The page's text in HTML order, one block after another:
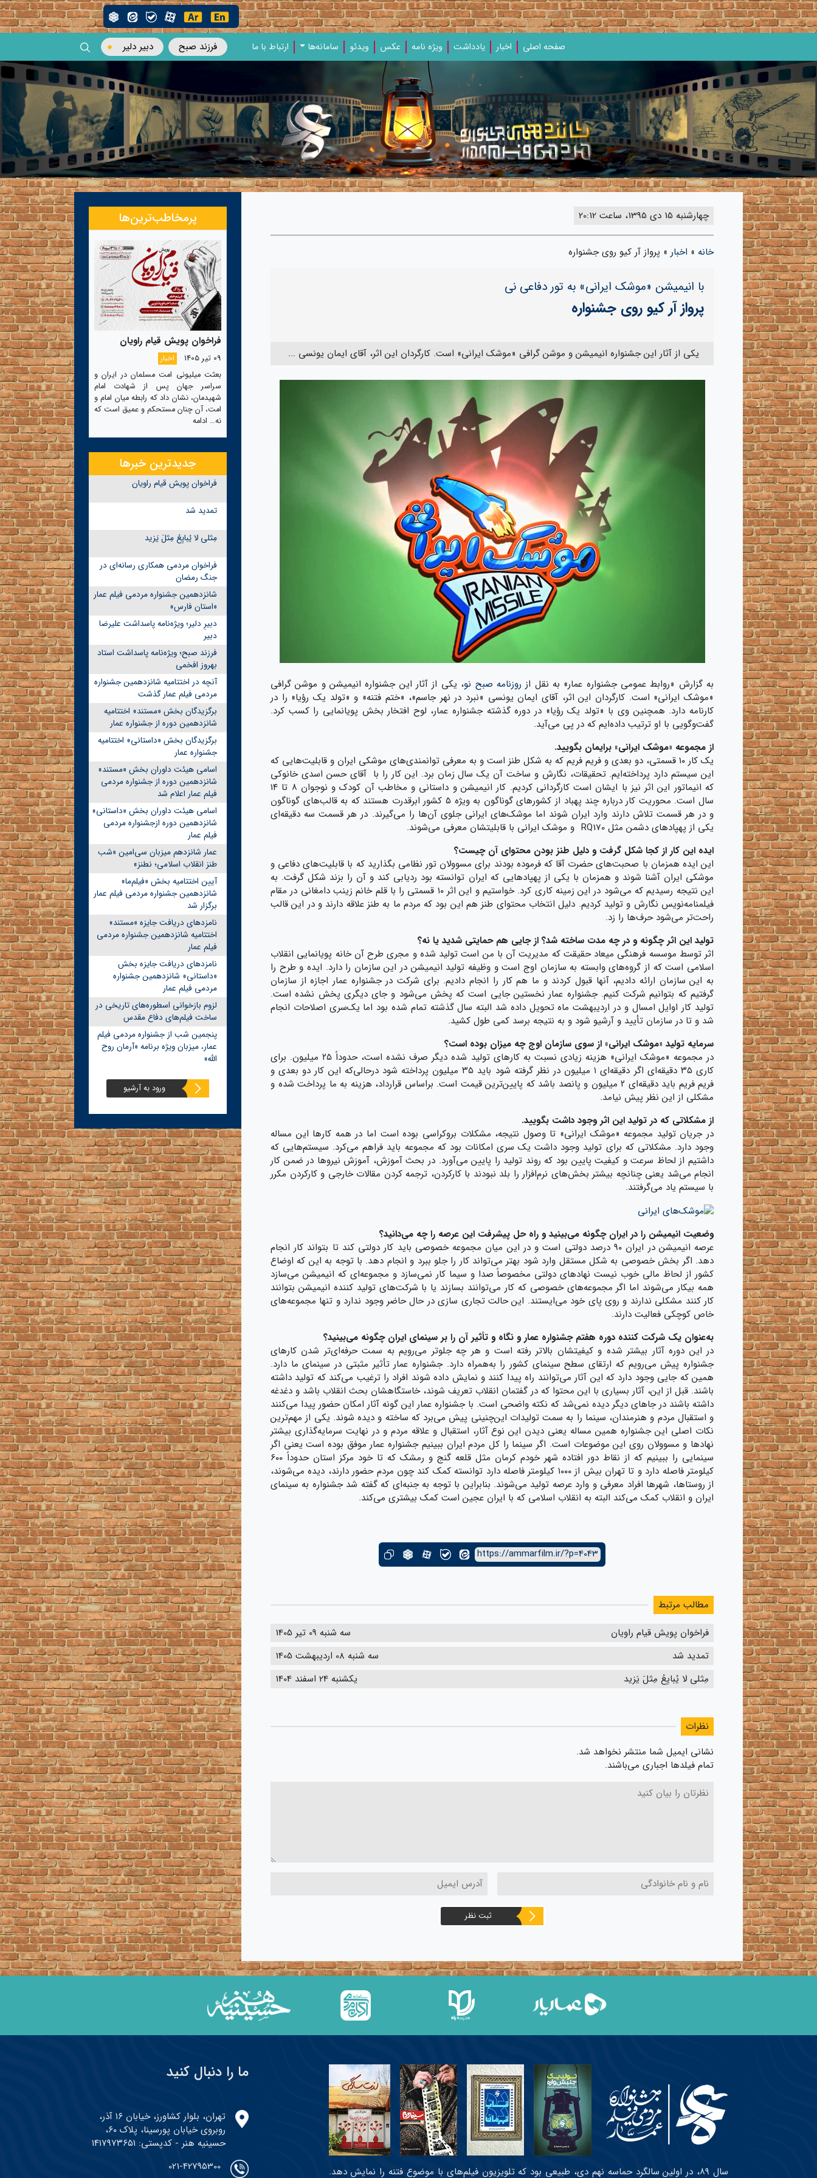
فرزند صبح دبیر دلیر صفحه اصلی اخبار یادداشت‌ ویژه‌ نامه‌ عکس ویدئو سامانه‌ها ارتباط با ما
چهارشنبه 15 دی 1395، ساعت 20:12
خانه » اخبار » پرواز آر کیو روی جشنواره
با انیمیشن «موشک ایرانی» به تور دفاعی نی
پرواز آر کیو روی جشنواره
یکی از آثار این جشنواره انیمیشن و موشن گرافی «موشک ایرانی» است. کارگردان این اثر، آقای ایمان یونسی ...
به گزارش «روابط عمومی جشنواره عمار» به نقل از روزنامه صبح نو، یکی از آثار این جشنواره انیمیشن و موشن گرافی
«موشک ایرانی» است. کارگردان این اثر، آقای ایمان یونسی «نبرد در نهر جاسم»، «ختم فتنه» و «تولد یک رؤیا» را در
کارنامه دارد. همچنین وی با «تولد یک رؤیا» در دوره گذشته جشنواره عمار، لوح افتخار بخش پویانمایی را کسب کرد.
گفت‌و‌گویی با او ترتیب داده‌ایم که در پی می‌آید.
از مجموعه «موشک ایرانی» برایمان بگویید.
یک کار ۱۰ قسمتی، دو بعدی و فریم فریم که به شکل طنز است و به معرفی توانمندی‌های موشکی ایران و قابلیت‌هایی که
این سیستم دارد پرداخته‌ایم. تحقیقات، نگارش و ساخت آن یک سال زمان برد. این کار را با آقای حسن اسدی خانوکی
که انیماتور این اثر نیز با ایشان است کارگردانی کردیم. کار انیمیشن و داستانی و مخاطب آن کودک و نوجوان ۸ تا ۱۴
سال است. محوریت کار درباره چند پهباد از کشورهای گوناگون به ویژه ۵ کشور ابرقدرت هستند که به قالب‌های گوناگون
و در هر قسمت تلاش دارند وارد ایران شوند اما موشک‌های ایرانی جلوی آن‌ها را می‌گیرند. در هر قسمت سه دقیقه‌ای
یکی از پهپادهای دشمن مثل RQ170 و موشک ایرانی با قابلیتشان معرفی می‌شوند.
ایده این کار از کجا شکل گرفت و دلیل طنز بودن محتوای آن چیست؟
این ایده همزمان با صحبت‌های حضرت آقا که فرموده بودند برای مسوولان تور نظامی بگذارید که با قابلیت‌های دفاعی و
موشکی ایران آشنا شوند و همزمان با یکی از پهپادهایی که ایران توانسته بود ردیابی کند و آن را بزند شکل گرفت. به
این نتیجه رسیدیم که می‌شود در این زمینه کاری کرد. خواستیم و این اثر ۱۰ قسمتی را با قلم خانم زینب دامغانی در مقام
فیلمنامه‌نویس نگارش و تولید کردیم. دلیل انتخاب محتوای طنز هم این بود که مردم ما به طنز علاقه دارند و در این قالب
راحت‌تر می‌شود حرف‌ها را زد.
تولید این اثر چگونه و در چه مدت ساخته شد؟ از جایی هم حمایتی شدید یا نه؟
اثر توسط موسسه فرهنگی میعاد حقیقت که مدیریت آن با من است تولید شده و مجری طرح آن خانه پویانمایی انقلاب
اسلامی است که از گروه‌های وابسته به سازمان اوج است و وظیفه تولید انیمیشن در این سازمان را دارد. ایده و طرح را
به این سازمان ارائه دادیم، آنها قبول کردند و ما هم کار را انجام دادیم. برای شرکت در جشنواره عمار اجازه از سازمان
گرفتیم که بتوانیم شرکت کنیم. جشنواره عمار نخستین جایی است که پخش می‌شود و جای دیگری پخش نشده است.
تولید کار اوایل امسال و در اردیبهشت ماه تحویل داده شد البته سال گذشته تمام شده بود اما یک‌سری اصلاحات انجام
شد و تا در سازمان تأیید و آرشیو شود و به نتیجه برسد کمی طول کشید.
سرمایه تولید «موشک ایرانی» از سوی سازمان اوج چه میزان بوده است؟
در مجموعه «موشک ایرانی» هزینه زیادی نسبت به کارهای تولید شده دیگر صرف نشده است، حدوداً ۲۵ میلیون. برای
کاری ۳۵ دقیقه‌ای اگر دقیقه‌ای ۱ میلیون در نظر گرفته شود باید ۳۵ میلیون پرداخته شود در‌حالی‌که این کار دو بعدی و
فریم فریم باید دقیقه‌ای ۲ میلیون و پانصد باشد که پایین‌ترین قیمت است. براساس قرارداد، هزینه به ما پرداخت شده و
مشکلی از این نظر پیش نیامد.
از مشکلاتی که در تولید این اثر وجود داشت بگویید.
در جریان تولید مجموعه «موشک ایرانی» تا وصول نتیجه، مشکلات بروکراسی بوده است اما در همه کارها این مساله
وجود دارد. مشکلاتی که برای تولید وجود داشت یک سری امکانات بود که مجموعه باید فراهم می‌کرد. سیستم‌هایی که
داشتیم از لحاظ سرعت و کیفیت پایین بود که روند تولید را پایین می‌آورد. در بحث آموزش، آموزش نیروها در ضمن کار
انجام می‌شد یعنی چنانچه بیشتر بخش‌های نرم‌افزار را بلد نبودند با کارکردن، ترجمه کردن مقالات خارجی و کارکردن مکرر
با سیستم یاد می‌گرفتند.
وضعیت انیمیشن را در ایران چگونه می‌بینید و راه حل پیشرفت این عرصه را چه می‌دانید؟
عرصه انیمیشن در ایران ۹۰ درصد دولتی است و در این میان مجموعه خصوصی باید کار دولتی کند تا بتواند کار انجام
دهد. اگر بخش خصوصی به شکل مستقل وارد شود بهتر می‌تواند کار را جلو ببرد و انجام دهد. با توجه به این که اوضاع
کشور از لحاظ مالی خوب نیست نهادهای دولتی مخصوصاً صدا و سیما کار نمی‌سازد و مجموعه‌ای که انیمیشن می‌سازد
همه بیکار می‌شوند اما اگر مجموعه‌های خصوصی که کار می‌توانند بسازند یا با شرکت‌های تولید کننده انیمیشن بتوانند
کار کنند مشکلی ندارند و روی پای خود می‌ایستند. این حالت تجاری سازی در حال حاضر وجود ندارد و تنها مجموعه‌های
خاص کوچکی فعالیت دارند.
به‌عنوان یک شرکت کننده دوره هفتم جشنواره عمار و نگاه و تأثیر آن را بر سینمای ایران چگونه می‌بینید؟
در این دوره آثار بیشتر شده و کیفیتشان بالاتر رفته است و هر چه جلوتر می‌رویم به سمت حرفه‌ای‌تر شدن کارهای
جشنواره پیش می‌رویم که ارتقای سطح سینمای کشور را به‌همراه دارد. جشنواره عمار تأثیر مثبتی در سینمای ما دارد.
همین که جایی وجود دارد که این آثار می‌توانند راه پیدا کنند و نمایش داده شوند افراد را ترغیب می‌کند که تولید داشته
باشند. قبل از این، آثار بسیاری با این محتوا که در گفتمان انقلاب تعریف شوند، خاستگاهشان بحث انقلاب باشد و دغدغه
داشته باشند در جاهای دیگر دیده نمی‌شد که نکته واضحی است. با جشنواره عمار این گونه آثار امکان حضور پیدا می‌کنند
و استقبال مردم و هنرمندان، سینما را به سمت تولیدات این‌چنینی پیش می‌برد که ساخته و دیده شوند. یکی از مهم‌ترین
نکات اصلی این جشنواره همین مساله یعنی دیدن این نوع آثار، استقبال و علاقه مردم و در نهایت سرمایه‌گذاری بیشتر
نهادها و مسوولان روی این موضوعات است. اگر سینما را کل مردم ایران ببینیم جشنواره عمار موفق بوده است یعنی اگر
سینمایی را ببینیم که از نقاط دور افتاده شهر خودم کرمان مثل قلعه گنج و رمشک که تا خود مرکز استان حدوداً ۶۰۰
کیلومتر فاصله دارد و تا تهران بیش از ۱۰۰۰ کیلومتر فاصله دارد توانسته کمک کند چون مردم حضور دارند، دیده می‌شوند،
از روستاها، شهرها افراد معرفی و وارد عرصه تولید می‌شوند. بنابراین با توجه به جنبه‌ای که گفته شد جشنواره به سینمای
ایران و انقلاب کمک می‌کند البته به انقلاب اسلامی که با ایران عجین است کمک بیشتری می‌کند.
https://ammarfilm.ir/?p=4043
مطالب مرتبط
فراخوان پویش قیام راویان
سه شنبه 09 تیر 1405
تمدید شد
سه شنبه 08 اردیبهشت 1405
مِثلی لا یُبایِعُ مِثلَ یَزید
یکشنبه 24 اسفند 1404
نظرات
نشانی ایمیل شما منتشر نخواهد شد.
تمام فیلدها اجباری می‌باشند.
ثبت نظر
پرمخاطب‌ترین‌ها
فراخوان پویش قیام راویان
09 تیر 1405
اخبار
بعثت میلیونی امت مسلمان در ایران و
سراسر جهان پس از شهادت امام
شهیدمان، نشان داد که رابطه میان امام و
امت، آن چنان مستحکم و عمیق است که
نه… ادامه
جدیدترین خبرها
فراخوان پویش قیام راویان
تمدید شد
مِثلی لا یُبایِعُ مِثلَ یَزید
فراخوان مردمی همکاری رسانه‌ای در
جنگ رمضان
شانزدهمین جشنواره مردمی فیلم عمار
«استان فارس»
دبیرِ دلیر؛ ویژه‌نامه پاسداشت علیرضا
دبیر
فرزند صبح؛ ویژه‌نامه پاسداشت استاد
بهروز افخمی
آنچه در اختتامیه شانزدهمین جشنواره
مردمی فیلم عمار گذشت
برگزیدگان بخش «مستند» اختتامیه
شانزدهمین دوره از جشنواره عمار
برگزیدگان بخش «داستانی» اختتامیه
جشنواره عمار
اسامی هیئت داوران بخش «مستند»
شانزدهمین دوره از جشنواره مردمی
فیلم عمار اعلام شد
اسامی هیئت داوران بخش «داستانی»
شانزدهمین دوره ازجشنواره مردمی
فیلم عمار
عمار شانزدهم میزبان سی‌امین «شب
طنز انقلاب اسلامی؛ نطنز»
آیین اختتامیه بخش «فیلم‌ما»
شانزدهمین جشنواره مردمی فیلم عمار
برگزار شد
نامزدهای دریافت جایزه «مستند»
اختتامیه شانزدهمین جشنواره مردمی
فیلم عمار
نامزدهای دریافت جایزه بخش
«داستانی» شانزدهمین جشنواره
مردمی فیلم عمار
لزوم بازخوانی اسطوره‌های تاریخی در
ساخت فیلم‌های دفاع مقدس
پنجمین شب از جشنواره مردمی فیلم
عمار، میزبان ویژه برنامه «آرمان روح
الله»
ورود به آرشیو
سال ۸۹، در اولین سالگرد حماسه نهم دی، طبیعی بود که تلویزیون فیلم‌های با موضوع فتنه را نمایش دهد.
ما را دنبال کنید
تهران، بلوار کشاورز، خیابان ۱۶ آذر،
روبروی خیابان پورسینا، پلاک ۶۰،
حسینیه هنر - کدپستی: ۱۴۱۷۹۷۳۶۵۱
021-42795300